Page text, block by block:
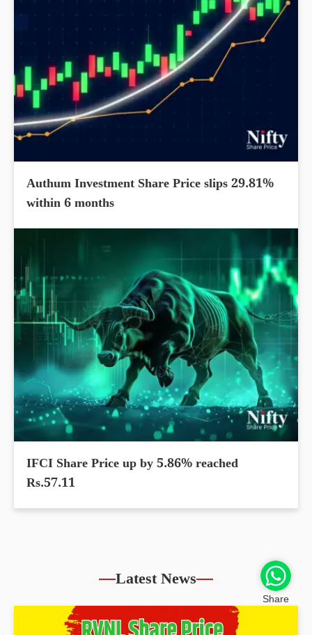
Authum Investment Share Price slips 29.81%
within 6 months
IFCI Share Price up by 5.86% reached
Rs.57.11
Latest News
Share